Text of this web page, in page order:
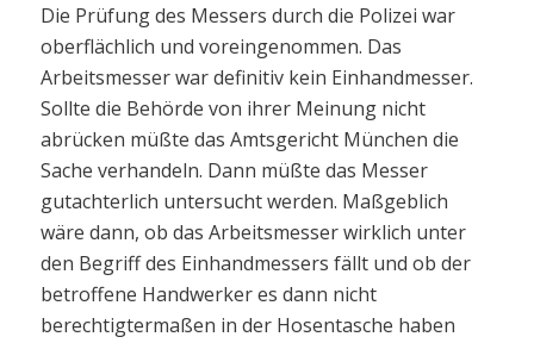
Die Prüfung des Messers durch die Polizei war
oberflächlich und voreingenommen. Das
Arbeitsmesser war definitiv kein Einhandmesser.
Sollte die Behörde von ihrer Meinung nicht
abrücken müßte das Amtsgericht München die
Sache verhandeln. Dann müßte das Messer
gutachterlich untersucht werden. Maßgeblich
wäre dann, ob das Arbeitsmesser wirklich unter
den Begriff des Einhandmessers fällt und ob der
betroffene Handwerker es dann nicht
berechtigtermaßen in der Hosentasche haben